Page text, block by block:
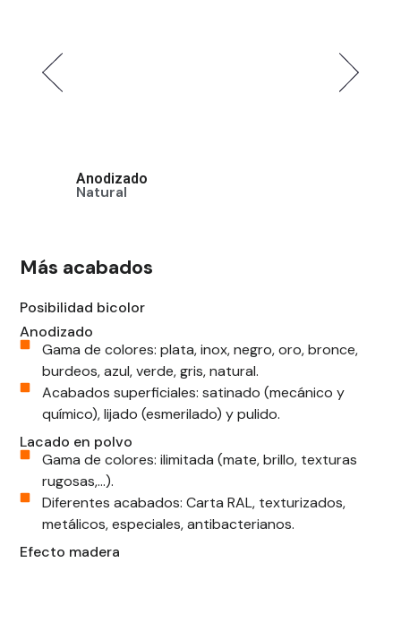
Efecto madera
Más acabados
Posibilidad bicolor
Anodizado
Gama de colores: plata, inox, negro, oro, bronce,
burdeos, azul, verde, gris, natural.
Acabados superficiales: satinado (mecánico y
químico), lijado (esmerilado) y pulido.
Lacado en polvo
Gama de colores: ilimitada (mate, brillo, texturas
rugosas,...).
Diferentes acabados: Carta RAL, texturizados,
metálicos, especiales, antibacterianos.
Efecto madera